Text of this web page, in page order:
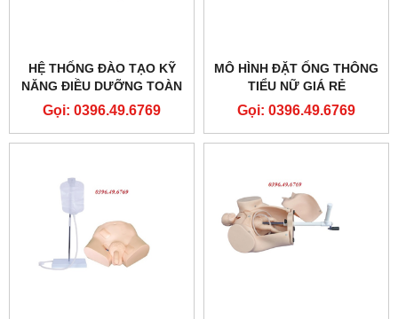
HỆ THỐNG ĐÀO TẠO KỸ
NĂNG ĐIỀU DƯỠNG TOÀN
DIỆN TẠI KHOA HỒI SỨC
TÍCH CỰC MODEL
Gọi: 0396.49.6769
MÔ HÌNH ĐẶT ỐNG THÔNG
TIỂU NỮ GIÁ RẺ
Gọi: 0396.49.6769